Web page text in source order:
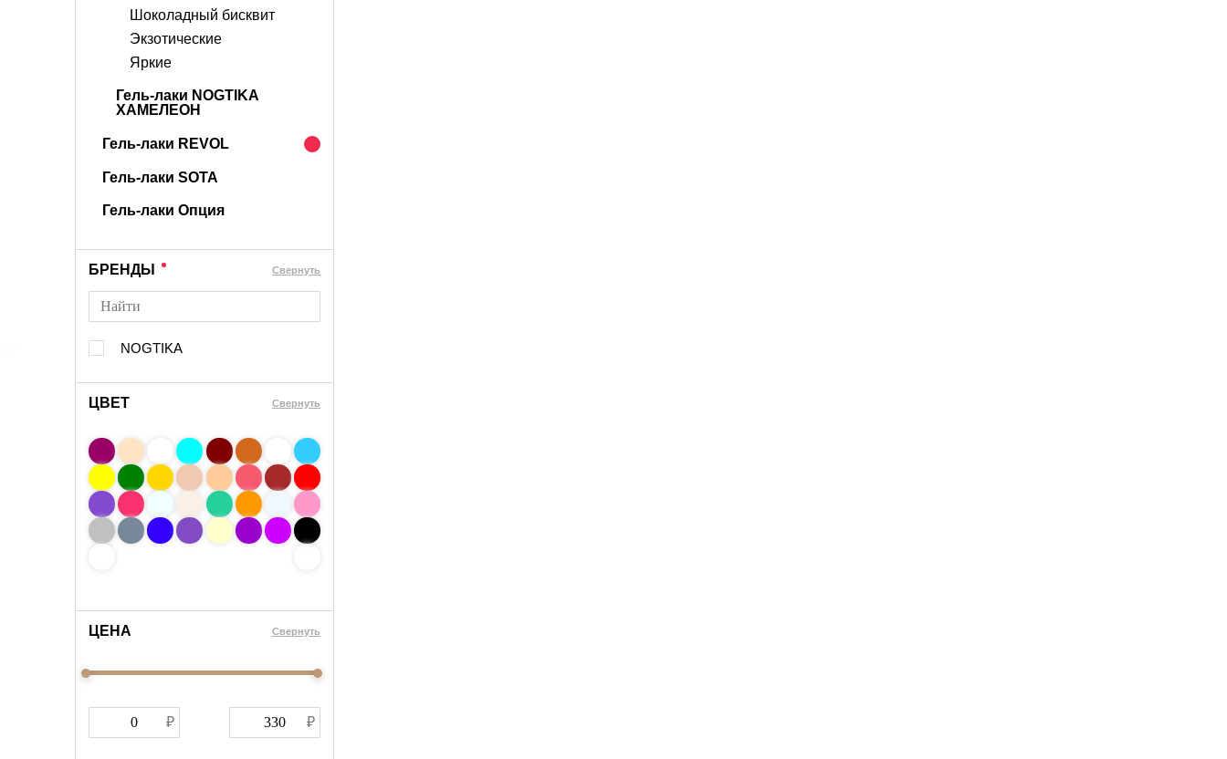
Шоколадный бисквит
Экзотические
Яркие
Гель-лаки NOGTIKA
ХАМЕЛЕОН
Гель-лаки REVOL
Гель-лаки SOTA
Гель-лаки Опция
БРЕНДЫ Cвернуть
NOGTIKA
ЦВЕТ Свернуть
ЦЕНА Cвернуть